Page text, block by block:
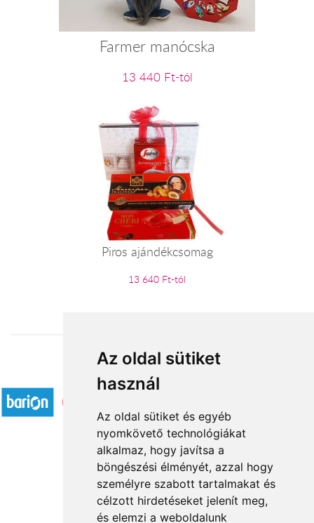
Az oldal sütiket
használ
Az oldal sütiket és egyéb
nyomkövető technológiákat
alkalmaz, hogy javítsa a
böngészési élményét, azzal hogy
személyre szabott tartalmakat és
célzott hirdetéseket jelenít meg,
és elemzi a weboldalunk
Farmer manócska
13 440 Ft-tól
Piros ajándékcsomag
13 640 Ft-tól
Elfogadott fizetési módok
Rólunk
Általános információ
Kapcsolat